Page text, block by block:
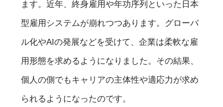
ます。近年、終身雇用や年功序列といった日本
型雇用システムが崩れつつあります。グローバ
ル化やAIの発展などを受けて、企業は柔軟な雇
用形態を求めるようになりました。その結果、
個人の側でもキャリアの主体性や適応力が求め
られるようになったのです。